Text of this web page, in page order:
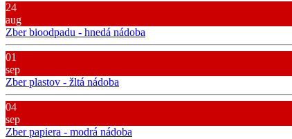
24
aug
Zber bioodpadu - hnedá nádoba
01
sep
Zber plastov - žltá nádoba
04
sep
Zber papiera - modrá nádoba